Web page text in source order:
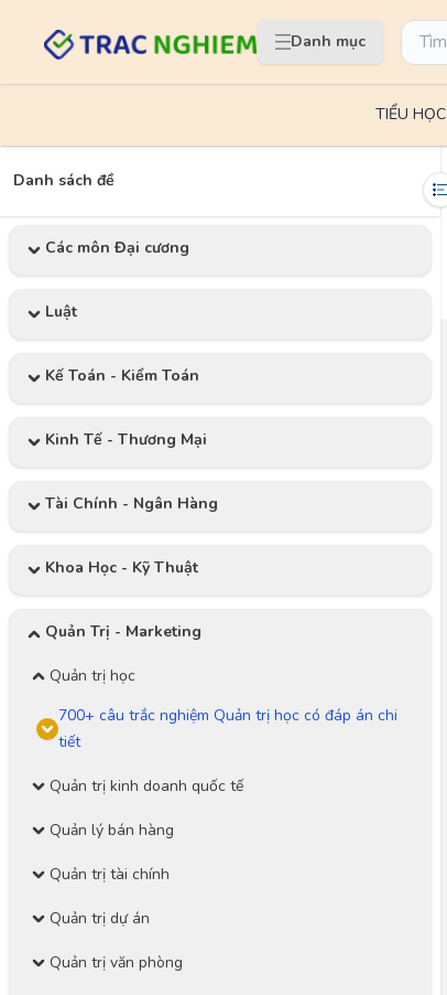
Danh mục
TIỂU HỌC
Danh sách đề
Các môn Đại cương
Luật
Kế Toán - Kiểm Toán
Kinh Tế - Thương Mại
Tài Chính - Ngân Hàng
Khoa Học - Kỹ Thuật
Quản Trị - Marketing
Quản trị học
700+ câu trắc nghiệm Quản trị học có đáp án chi
tiết
Quản trị kinh doanh quốc tế
Quản lý bán hàng
Quản trị tài chính
Quản trị dự án
Quản trị văn phòng